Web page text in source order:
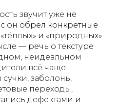
звучит уже не
он обрёл конкретные
и «природных»
— речь о текстуре
неидеальном
всё чаще
заболонь,
переходы,
дефектами и